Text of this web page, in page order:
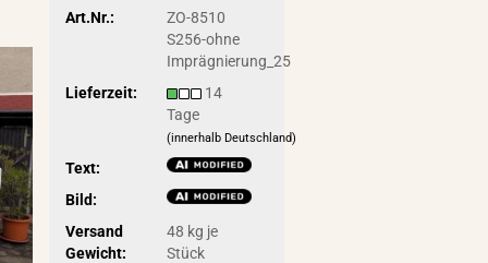
Art.Nr.:
ZO-8510
S256-ohne
Imprägnierung_25
Lieferzeit:
14
Tage
(innerhalb Deutschland)
Text:
Bild:
Versand
Gewicht:
48 kg je
Stück